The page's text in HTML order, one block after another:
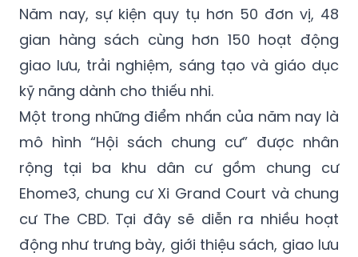
Năm nay, sự kiện quy tụ hơn 50 đơn vị, 48
gian hàng sách cùng hơn 150 hoạt động
giao lưu, trải nghiệm, sáng tạo và giáo dục
kỹ năng dành cho thiếu nhi.
Một trong những điểm nhấn của năm nay là
mô hình “Hội sách chung cư” được nhân
rộng tại ba khu dân cư gồm chung cư
Ehome3, chung cư Xi Grand Court và chung
cư The CBD. Tại đây sẽ diễn ra nhiều hoạt
động như trưng bày, giới thiệu sách, giao lưu